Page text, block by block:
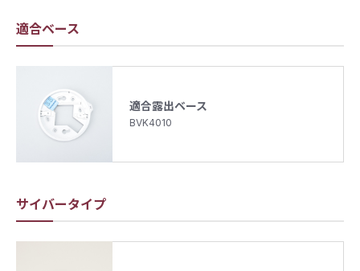
適合ベース
適合露出ベース
BVK4010
サイバータイプ